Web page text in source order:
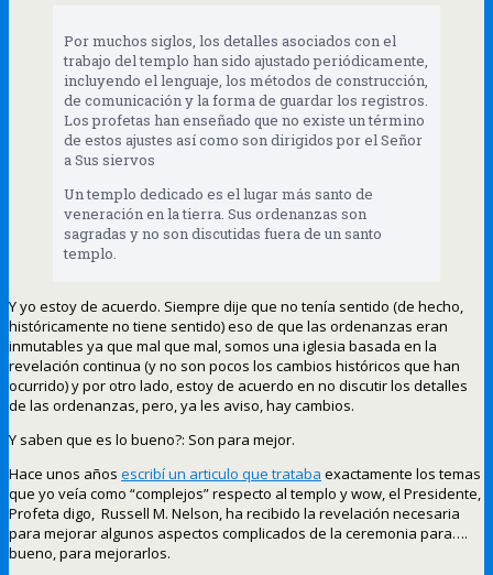
Por muchos siglos, los detalles asociados con el
trabajo del templo han sido ajustado periódicamente,
incluyendo el lenguaje, los métodos de construcción,
de comunicación y la forma de guardar los registros.
Los profetas han enseñado que no existe un término
de estos ajustes así como son dirigidos por el Señor
a Sus siervos
Un templo dedicado es el lugar más santo de
veneración en la tierra. Sus ordenanzas son
sagradas y no son discutidas fuera de un santo
templo.
Y yo estoy de acuerdo. Siempre dije que no tenía sentido (de hecho,
históricamente no tiene sentido) eso de que las ordenanzas eran
inmutables ya que mal que mal, somos una iglesia basada en la
revelación continua (y no son pocos los cambios históricos que han
ocurrido) y por otro lado, estoy de acuerdo en no discutir los detalles
de las ordenanzas, pero, ya les aviso, hay cambios.
Y saben que es lo bueno?: Son para mejor.
Hace unos años escribí un articulo que trataba exactamente los temas
que yo veía como “complejos” respecto al templo y wow, el Presidente,
Profeta digo, Russell M. Nelson, ha recibido la revelación necesaria
para mejorar algunos aspectos complicados de la ceremonia para….
bueno, para mejorarlos.